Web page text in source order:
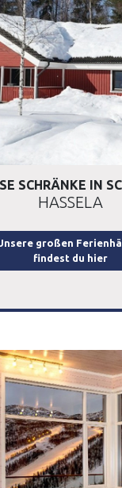
SCHRÄNKE IN
HASSELA
großen
findest du hier